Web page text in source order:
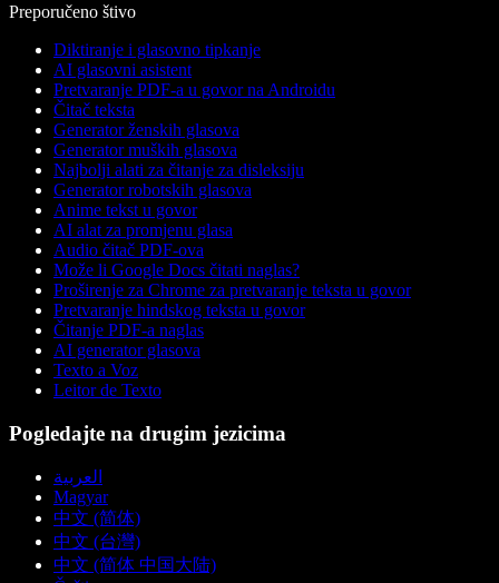
Preporučeno štivo
Diktiranje i glasovno tipkanje
AI glasovni asistent
Pretvaranje PDF-a u govor na Androidu
Čitač teksta
Generator ženskih glasova
Generator muških glasova
Najbolji alati za čitanje za disleksiju
Generator robotskih glasova
Anime tekst u govor
AI alat za promjenu glasa
Audio čitač PDF-ova
Može li Google Docs čitati naglas?
Proširenje za Chrome za pretvaranje teksta u govor
Pretvaranje hindskog teksta u govor
Čitanje PDF-a naglas
AI generator glasova
Texto a Voz
Leitor de Texto
Pogledajte na drugim jezicima
العربية
Magyar
中文 (简体)
中文 (台灣)
中文 (简体 中国大陆)